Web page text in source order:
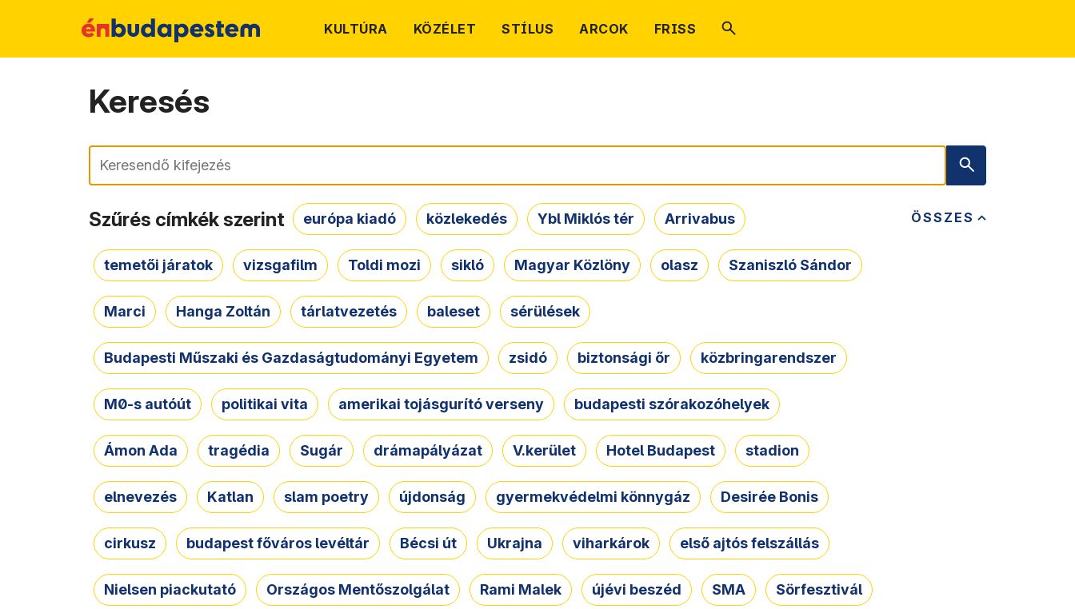
KULTÚRA KÖZÉLET STÍLUS ARCOK FRISS
Keresés
Keresés
ÖSSZES
Szűrés címkék szerint európa kiadó közlekedés Ybl Miklós tér Arrivabus
temetői járatok vizsgafilm Toldi mozi sikló Magyar Közlöny olasz Szaniszló Sándor
Marci Hanga Zoltán tárlatvezetés baleset sérülések
Budapesti Műszaki és Gazdaságtudományi Egyetem zsidó biztonsági őr közbringarendszer
M0-s autóút politikai vita amerikai tojásgurító verseny budapesti szórakozóhelyek
Ámon Ada tragédia Sugár drámapályázat V.kerület Hotel Budapest stadion
elnevezés Katlan slam poetry újdonság gyermekvédelmi könnygáz Desirée Bonis
cirkusz budapest főváros levéltár Bécsi út Ukrajna viharkárok első ajtós felszállás
Nielsen piackutató Országos Mentőszolgálat Rami Malek újévi beszéd SMA Sörfesztivál